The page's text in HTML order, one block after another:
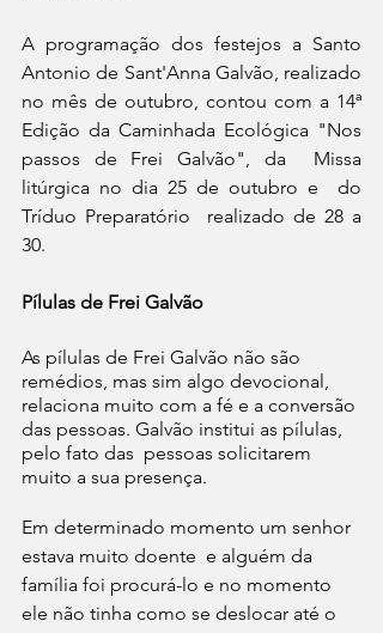
A programação dos festejos a Santo
Antonio de Sant'Anna Galvão, realizado
no mês de outubro, contou com a 14ª
Edição da Caminhada Ecológica "Nos
passos de Frei Galvão", da  Missa
litúrgica no dia 25 de outubro e  do
Tríduo Preparatório  realizado de 28 a
30.
Pílulas de Frei Galvão
As pílulas de Frei Galvão não são
remédios, mas sim algo devocional,
relaciona muito com a fé e a conversão
das pessoas. Galvão institui as pílulas,
pelo fato das  pessoas solicitarem
muito a sua presença.
Em determinado momento um senhor
estava muito doente  e alguém da
família foi procurá-lo e no momento
ele não tinha como se deslocar até o